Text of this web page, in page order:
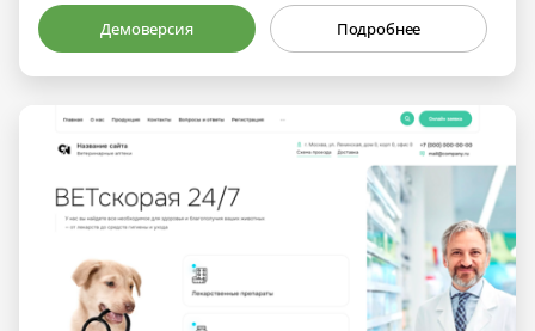
Демоверсия Подробнее